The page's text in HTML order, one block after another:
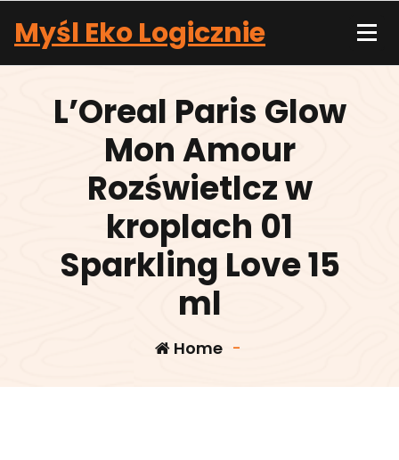
content
Myśl Eko Logicznie
L’Oreal Paris Glow
Mon Amour
Rozświetlcz w
kroplach 01
Sparkling Love 15
ml
Home -